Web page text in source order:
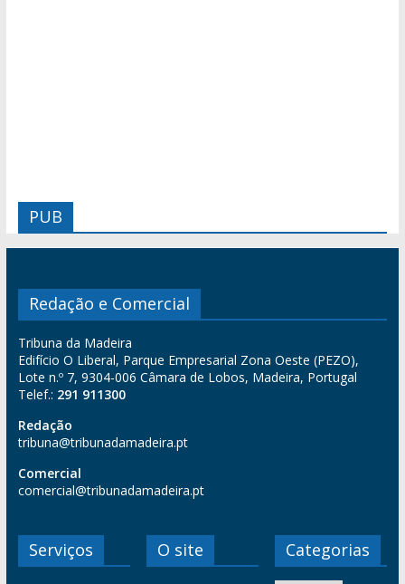
PUB
Redação e Comercial
Tribuna da Madeira
Edifício O Liberal, Parque Empresarial Zona Oeste (PEZO),
Lote n.º 7, 9304-006 Câmara de Lobos, Madeira, Portugal
Telef.: 291 911300
Redação
tribuna@tribunadamadeira.pt
Comercial
comercial@tribunadamadeira.pt
Serviços O site Categorias